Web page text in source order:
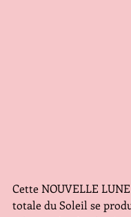
Cette NOUVELLE
totale du Soleil se